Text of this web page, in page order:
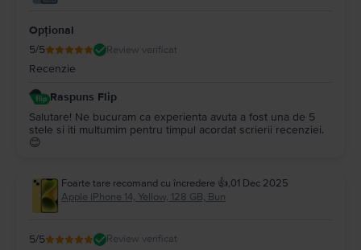
Opțional
5/5 Review verificat
Recenzie
Raspuns Flip
Salutare! Ne bucuram ca experienta avuta a fost una de 5
stele si iti multumim pentru timpul acordat scrierii recenziei.
😊
Foarte tare recomand cu încredere 👍,01 Dec 2025
Apple iPhone 14, Yellow, 128 GB, Bun
5/5 Review verificat